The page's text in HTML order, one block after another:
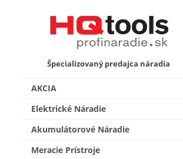
Špecializovaný predajca náradia
AKCIA
Elektrické Náradie
Akumulátorové Náradie
Meracie Prístroje